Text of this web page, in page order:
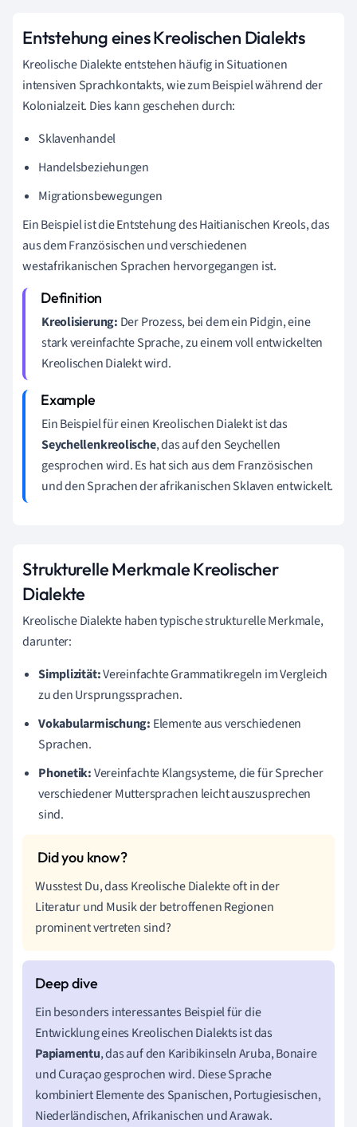
Entstehung eines Kreolischen Dialekts
Kreolische Dialekte entstehen häufig in Situationen
intensiven Sprachkontakts, wie zum Beispiel während der
Kolonialzeit. Dies kann geschehen durch:
Sklavenhandel
Handelsbeziehungen
Migrationsbewegungen
Ein Beispiel ist die Entstehung des Haitianischen Kreols, das
aus dem Französischen und verschiedenen
westafrikanischen Sprachen hervorgegangen ist.
Kreolisierung: Der Prozess, bei dem ein Pidgin, eine
stark vereinfachte Sprache, zu einem voll entwickelten
Kreolischen Dialekt wird.
Ein Beispiel für einen Kreolischen Dialekt ist das
Seychellenkreolische, das auf den Seychellen
gesprochen wird. Es hat sich aus dem Französischen
und den Sprachen der afrikanischen Sklaven entwickelt.
Strukturelle Merkmale Kreolischer
Dialekte
Kreolische Dialekte haben typische strukturelle Merkmale,
darunter:
Simplizität:Vereinfachte Grammatikregeln im Vergleich
zu den Ursprungssprachen.
Vokabularmischung: Elemente aus verschiedenen
Sprachen.
Phonetik:Vereinfachte Klangsysteme, die für Sprecher
verschiedener Muttersprachen leicht auszusprechen
sind.
Wusstest Du, dass Kreolische Dialekte oft in der
Literatur und Musik der betroffenen Regionen
prominent vertreten sind?
Ein besonders interessantes Beispiel für die
Entwicklung eines Kreolischen Dialekts ist das
Papiamentu, das auf den Karibikinseln Aruba, Bonaire
und Curaçao gesprochen wird. Diese Sprache
kombiniert Elemente des Spanischen, Portugiesischen,
Niederländischen, Afrikanischen und Arawak.